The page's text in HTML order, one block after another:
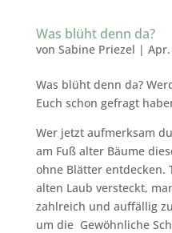
Was blüht denn da?
von Sabine Priezel | Apr.
Was blüht denn da?
Euch schon gefragt
Wer jetzt aufmerksam
am Fuß alter Bäume
ohne Blätter entdecken.
alten Laub versteckt,
zahlreich und auffällig
um die Gewöhnliche